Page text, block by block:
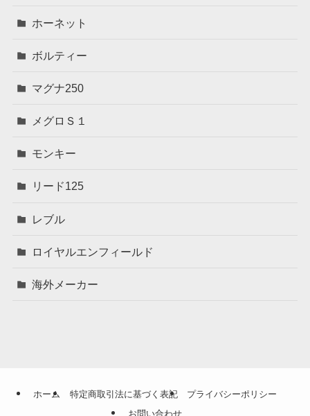
ホーネット
ボルティー
マグナ250
メグロＳ１
モンキー
リード125
レブル
ロイヤルエンフィールド
海外メーカー
ホーム 特定商取引法に基づく表記
プライバシーポリシー
お問い合わせ